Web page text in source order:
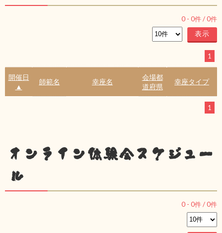
0 - 0件 /0件
1
開催日
▲
師範名 幸座名
会場都
道府県
幸座タイプ
1
オンライン体験会スケジュー
ル
0 - 0件 /0件